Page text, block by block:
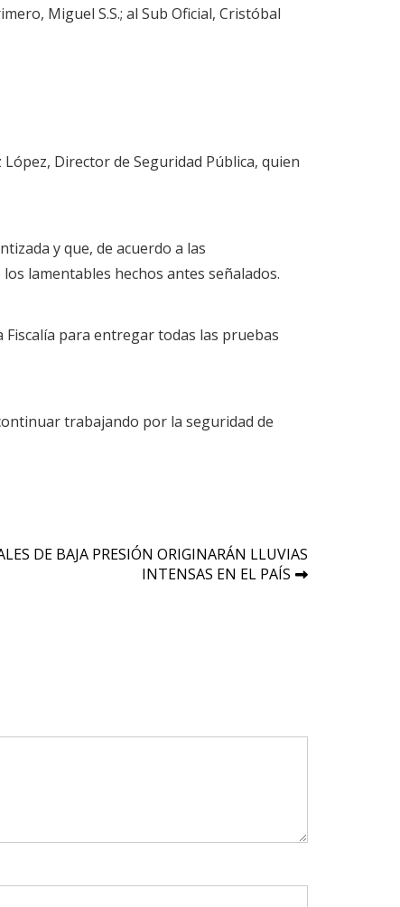
Miguel S.S.; al Sub Oficial, Cristóbal
Director de Seguridad Pública, quien
y que, de acuerdo a las
lamentables hechos antes señalados.
Fiscalía para entregar todas las pruebas
trabajando por la seguridad de
DE BAJA PRESIÓN ORIGINARÁN LLUVIAS
INTENSAS EN EL PAÍS